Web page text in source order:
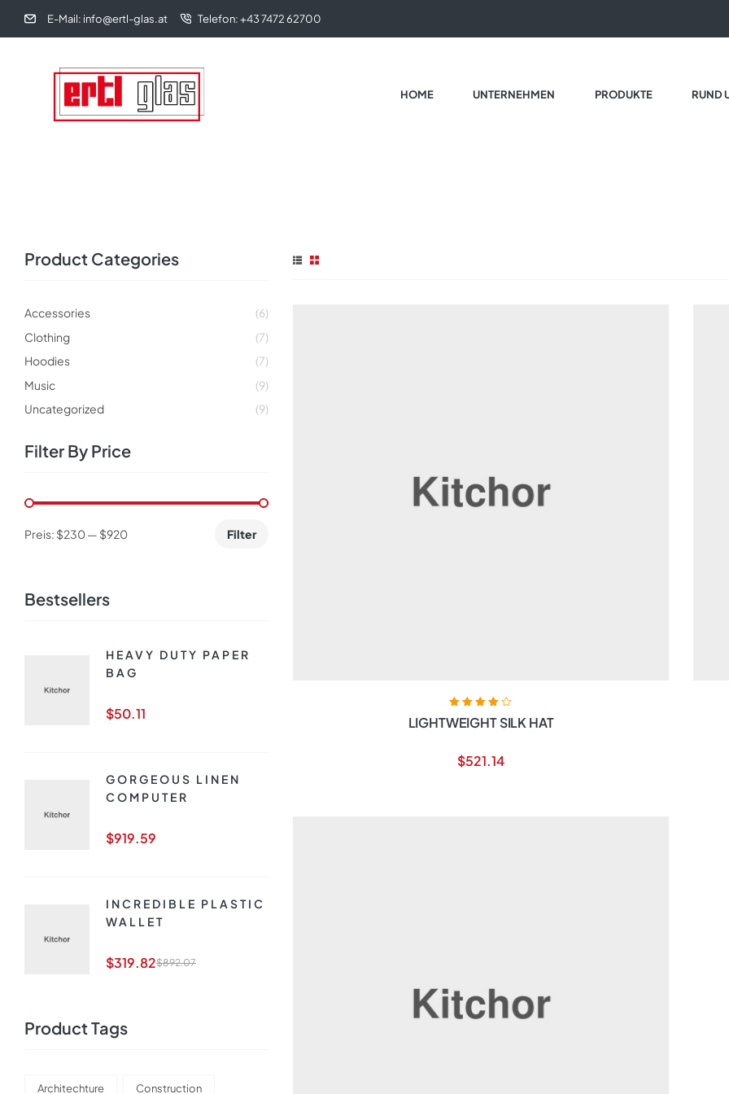
E-Mail: info@ertl-glas.at Telefon: +43 7472 62700
HOME UNTERNEHMEN PRODUKTE RUND
Bewertet mit
4.00von 5
LIGHTWEIGHT SILK HAT
$521.14
Product Categories
Accessories
(6)
Clothing
(7)
Hoodies
(7)
Music
(9)
Uncategorized
(9)
Filter By Price
Filter
Preis: $230— $920
Bestsellers
HEAVY DUTY PAPER
BAG
$50.11
GORGEOUS LINEN
COMPUTER
$919.59
INCREDIBLE PLASTIC
WALLET
$892.07
$319.82
Product Tags
Architechture Construction